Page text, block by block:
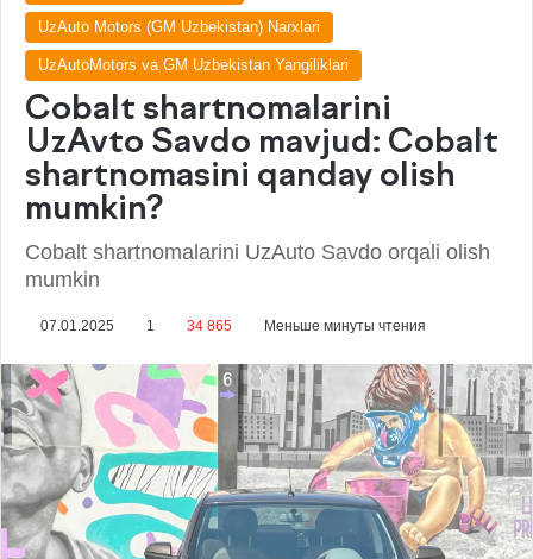
UzAuto Motors (GM Uzbekistan) Narxlari
UzAutoMotors va GM Uzbekistan Yangiliklari
Cobalt shartnomalarini
UzAvto Savdo mavjud: Cobalt
shartnomasini qanday olish
mumkin?
Cobalt shartnomalarini UzAuto Savdo orqali olish
mumkin
07.01.2025 1 34 865 Меньше минуты чтения